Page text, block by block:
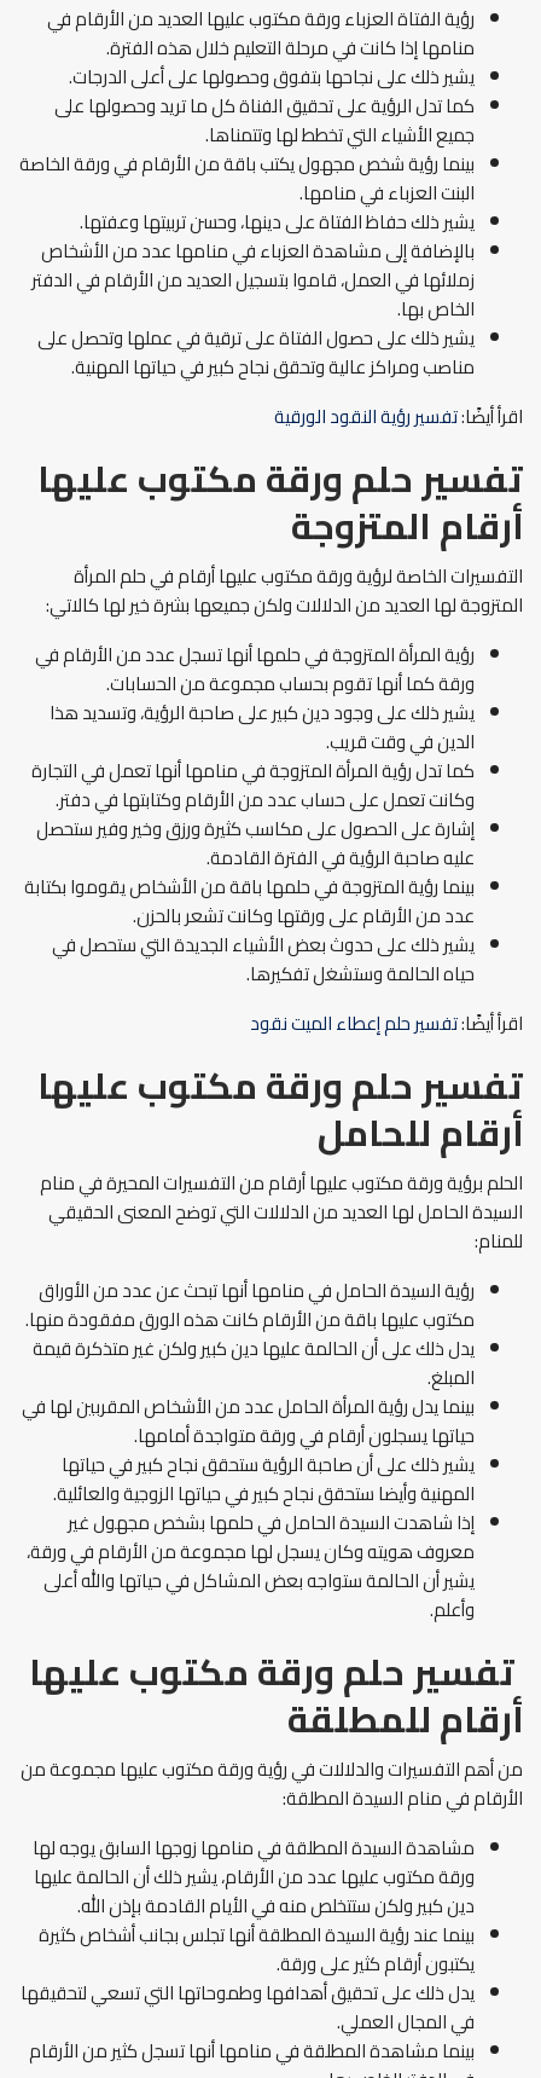
رؤية الفتاة العزباء ورقة مكتوب عليها العديد من الأرقام في
منامها إذا كانت في مرحلة التعليم خلال هذه الفترة.
يشير ذلك على نجاحها بتفوق وحصولها على أعلى الدرجات.
كما تدل الرؤية على تحقيق الفناة كل ما تريد وحصولها على
جميع الأشياء التي تخطط لها وتتمناها.
بينما رؤية شخص مجهول يكتب باقة من الأرقام في ورقة الخاصة
البنت العزباء في منامها.
يشير ذلك حفاظ الفتاة على دينها، وحسن تربيتها وعفتها.
بالإضافة إلى مشاهدة العزباء في منامها عدد من الأشخاص
زملائها في العمل، قاموا بتسجيل العديد من الأرقام في الدفتر
الخاص بها.
يشير ذلك على حصول الفتاة على ترقية في عملها وتحصل على
مناصب ومراكز عالية وتحقق نجاح كبير في حياتها المهنية.
اقرأ أيضًا:تفسير رؤية النقود الورقية
تفسير حلم ورقة مكتوب عليها
أرقام المتزوجة
التفسيرات الخاصة لرؤية ورقة مكتوب عليها أرقام في حلم المرأة
المتزوجة لها العديد من الدلالات ولكن جميعها بشرة خير لها كالاتي:
رؤية المرأة المتزوجة في حلمها أنها تسجل عدد من الأرقام في
ورقة كما أنها تقوم بحساب مجموعة من الحسابات.
يشير ذلك على وجود دين كبير على صاحبة الرؤية، وتسديد هذا
الدين في وقت قريب.
كما تدل رؤية المرأة المتزوجة في منامها أنها تعمل في التجارة
وكانت تعمل على حساب عدد من الأرقام وكتابتها في دفتر.
إشارة على الحصول على مكاسب كثيرة ورزق وخير وفير ستحصل
عليه صاحبة الرؤية في الفترة القادمة.
بينما رؤية المتزوجة في حلمها باقة من الأشخاص يقوموا بكتابة
عدد من الأرقام على ورقتها وكانت تشعر بالحزن.
يشير ذلك على حدوث بعض الأشياء الجديدة التي ستحصل في
حياه الحالمة وستشغل تفكيرها.
اقرأ أيضًا:تفسير حلم إعطاء الميت نقود
تفسير حلم ورقة مكتوب عليها
أرقام للحامل
الحلم برؤية ورقة مكتوب عليها أرقام من التفسيرات المحيرة في منام
السيدة الحامل لها العديد من الدلالات التي توضح المعنى الحقيقي
للمنام:
رؤية السيدة الحامل في منامها أنها تبحث عن عدد من الأوراق
مكتوب عليها باقة من الأرقام كانت هذه الورق مفقودة منها.
يدل ذلك على أن الحالمة عليها دين كبير ولكن غير متذكرة قيمة
المبلغ.
بينما يدل رؤية المرأة الحامل عدد من الأشخاص المقربين لها في
حياتها يسجلون أرقام في ورقة متواجدة أمامها.
يشير ذلك على أن صاحبة الرؤية ستحقق نجاح كبير في حياتها
المهنية وأيضا ستحقق نجاح كبير في حياتها الزوجية والعائلية.
إذا شاهدت السيدة الحامل في حلمها بشخص مجهول غير
معروف هويته وكان يسجل لها مجموعة من الأرقام في ورقة،
يشير أن الحالمة ستواجه بعض المشاكل في حياتها والله أعلى
وأعلم.
تفسير حلم ورقة مكتوب عليها
أرقام للمطلقة
من أهم التفسيرات والدلالات في رؤية ورقة مكتوب عليها مجموعة من
الأرقام في منام السيدة المطلقة:
مشاهدة السيدة المطلقة في منامها زوجها السابق يوجه لها
ورقة مكتوب عليها عدد من الأرقام، يشير ذلك أن الحالمة عليها
دين كبير ولكن ستتخلص منه في الأيام القادمة بإذن الله.
بينما عند رؤية السيدة المطلقة أنها تجلس بجانب أشخاص كثيرة
يكتبون أرقام كثير على ورقة.
يدل ذلك على تحقيق أهدافها وطموحاتها التي تسعي لتحقيقها
في المجال العملي.
بينما مشاهدة المطلقة في منامها أنها تسجل كثير من الأرقام